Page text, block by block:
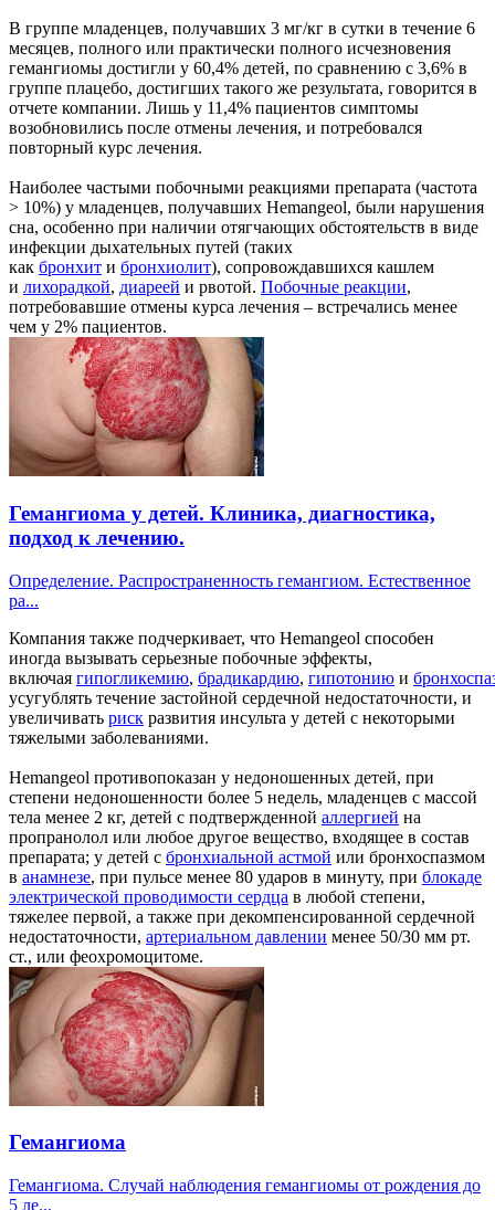
В группе младенцев, получавших 3 мг/кг в сутки в течение 6
месяцев, полного или практически полного исчезновения
гемангиомы достигли у 60,4% детей, по сравнению с 3,6% в
группе плацебо, достигших такого же результата, говорится в
отчете компании. Лишь у 11,4% пациентов симптомы
возобновились после отмены лечения, и потребовался
повторный курс лечения.
Наиболее частыми побочными реакциями препарата (частота
> 10%) у младенцев, получавших Hemangeol, были нарушения
сна, особенно при наличии отягчающих обстоятельств в виде
инфекции дыхательных путей (таких
как бронхит и бронхиолит), сопровождавшихся кашлем
и лихорадкой, диареей и рвотой. Побочные реакции,
потребовавшие отмены курса лечения – встречались менее
чем у 2% пациентов.
Гемангиома у детей. Клиника, диагностика,
подход к лечению.
Определение. Распространенность гемангиом. Естественное
ра...
Компания также подчеркивает, что Hemangeol способен
иногда вызывать серьезные побочные эффекты,
включая гипогликемию, брадикардию, гипотонию и
усугублять течение застойной сердечной недостаточности, и
увеличивать риск развития инсульта у детей с некоторыми
тяжелыми заболеваниями.
Hemangeol противопоказан у недоношенных детей, при
степени недоношенности более 5 недель, младенцев с массой
тела менее 2 кг, детей с подтвержденной аллергией на
пропранолол или любое другое вещество, входящее в состав
препарата; у детей с бронхиальной астмой или бронхоспазмом
в анамнезе, при пульсе менее 80 ударов в минуту, при блокаде
электрической проводимости сердца в любой степени,
тяжелее первой, а также при декомпенсированной сердечной
недостаточности, артериальном давлении менее 50/30 мм рт.
ст., или феохромоцитоме.
Гемангиома
Гемангиома. Случай наблюдения гемангиомы от рождения до
5 ле...